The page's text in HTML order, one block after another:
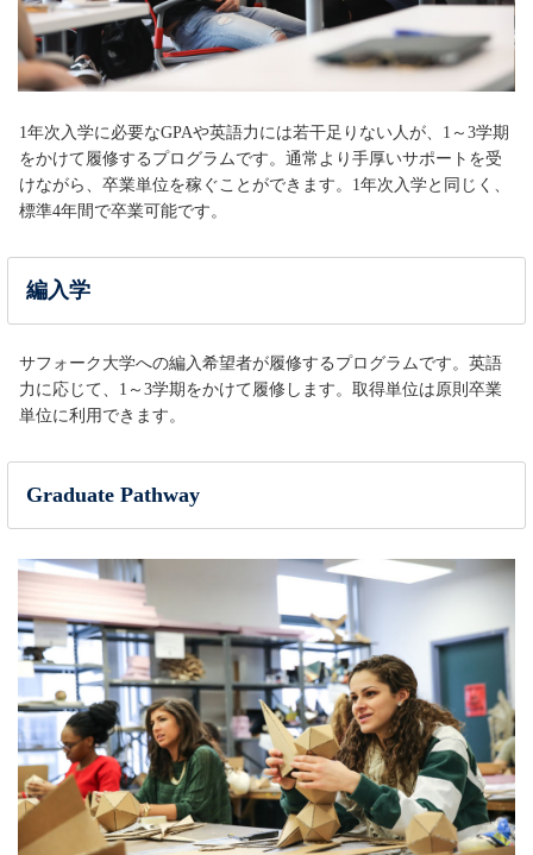
1年次入学に必要なGPAや英語力には若干足りない人が、1～3学期
をかけて履修するプログラムです。通常より手厚いサポートを受
けながら、卒業単位を稼ぐことができます。1年次入学と同じく、
標準4年間で卒業可能です。
編入学
サフォーク大学への編入希望者が履修するプログラムです。英語
力に応じて、1～3学期をかけて履修します。取得単位は原則卒業
単位に利用できます。
Graduate Pathway